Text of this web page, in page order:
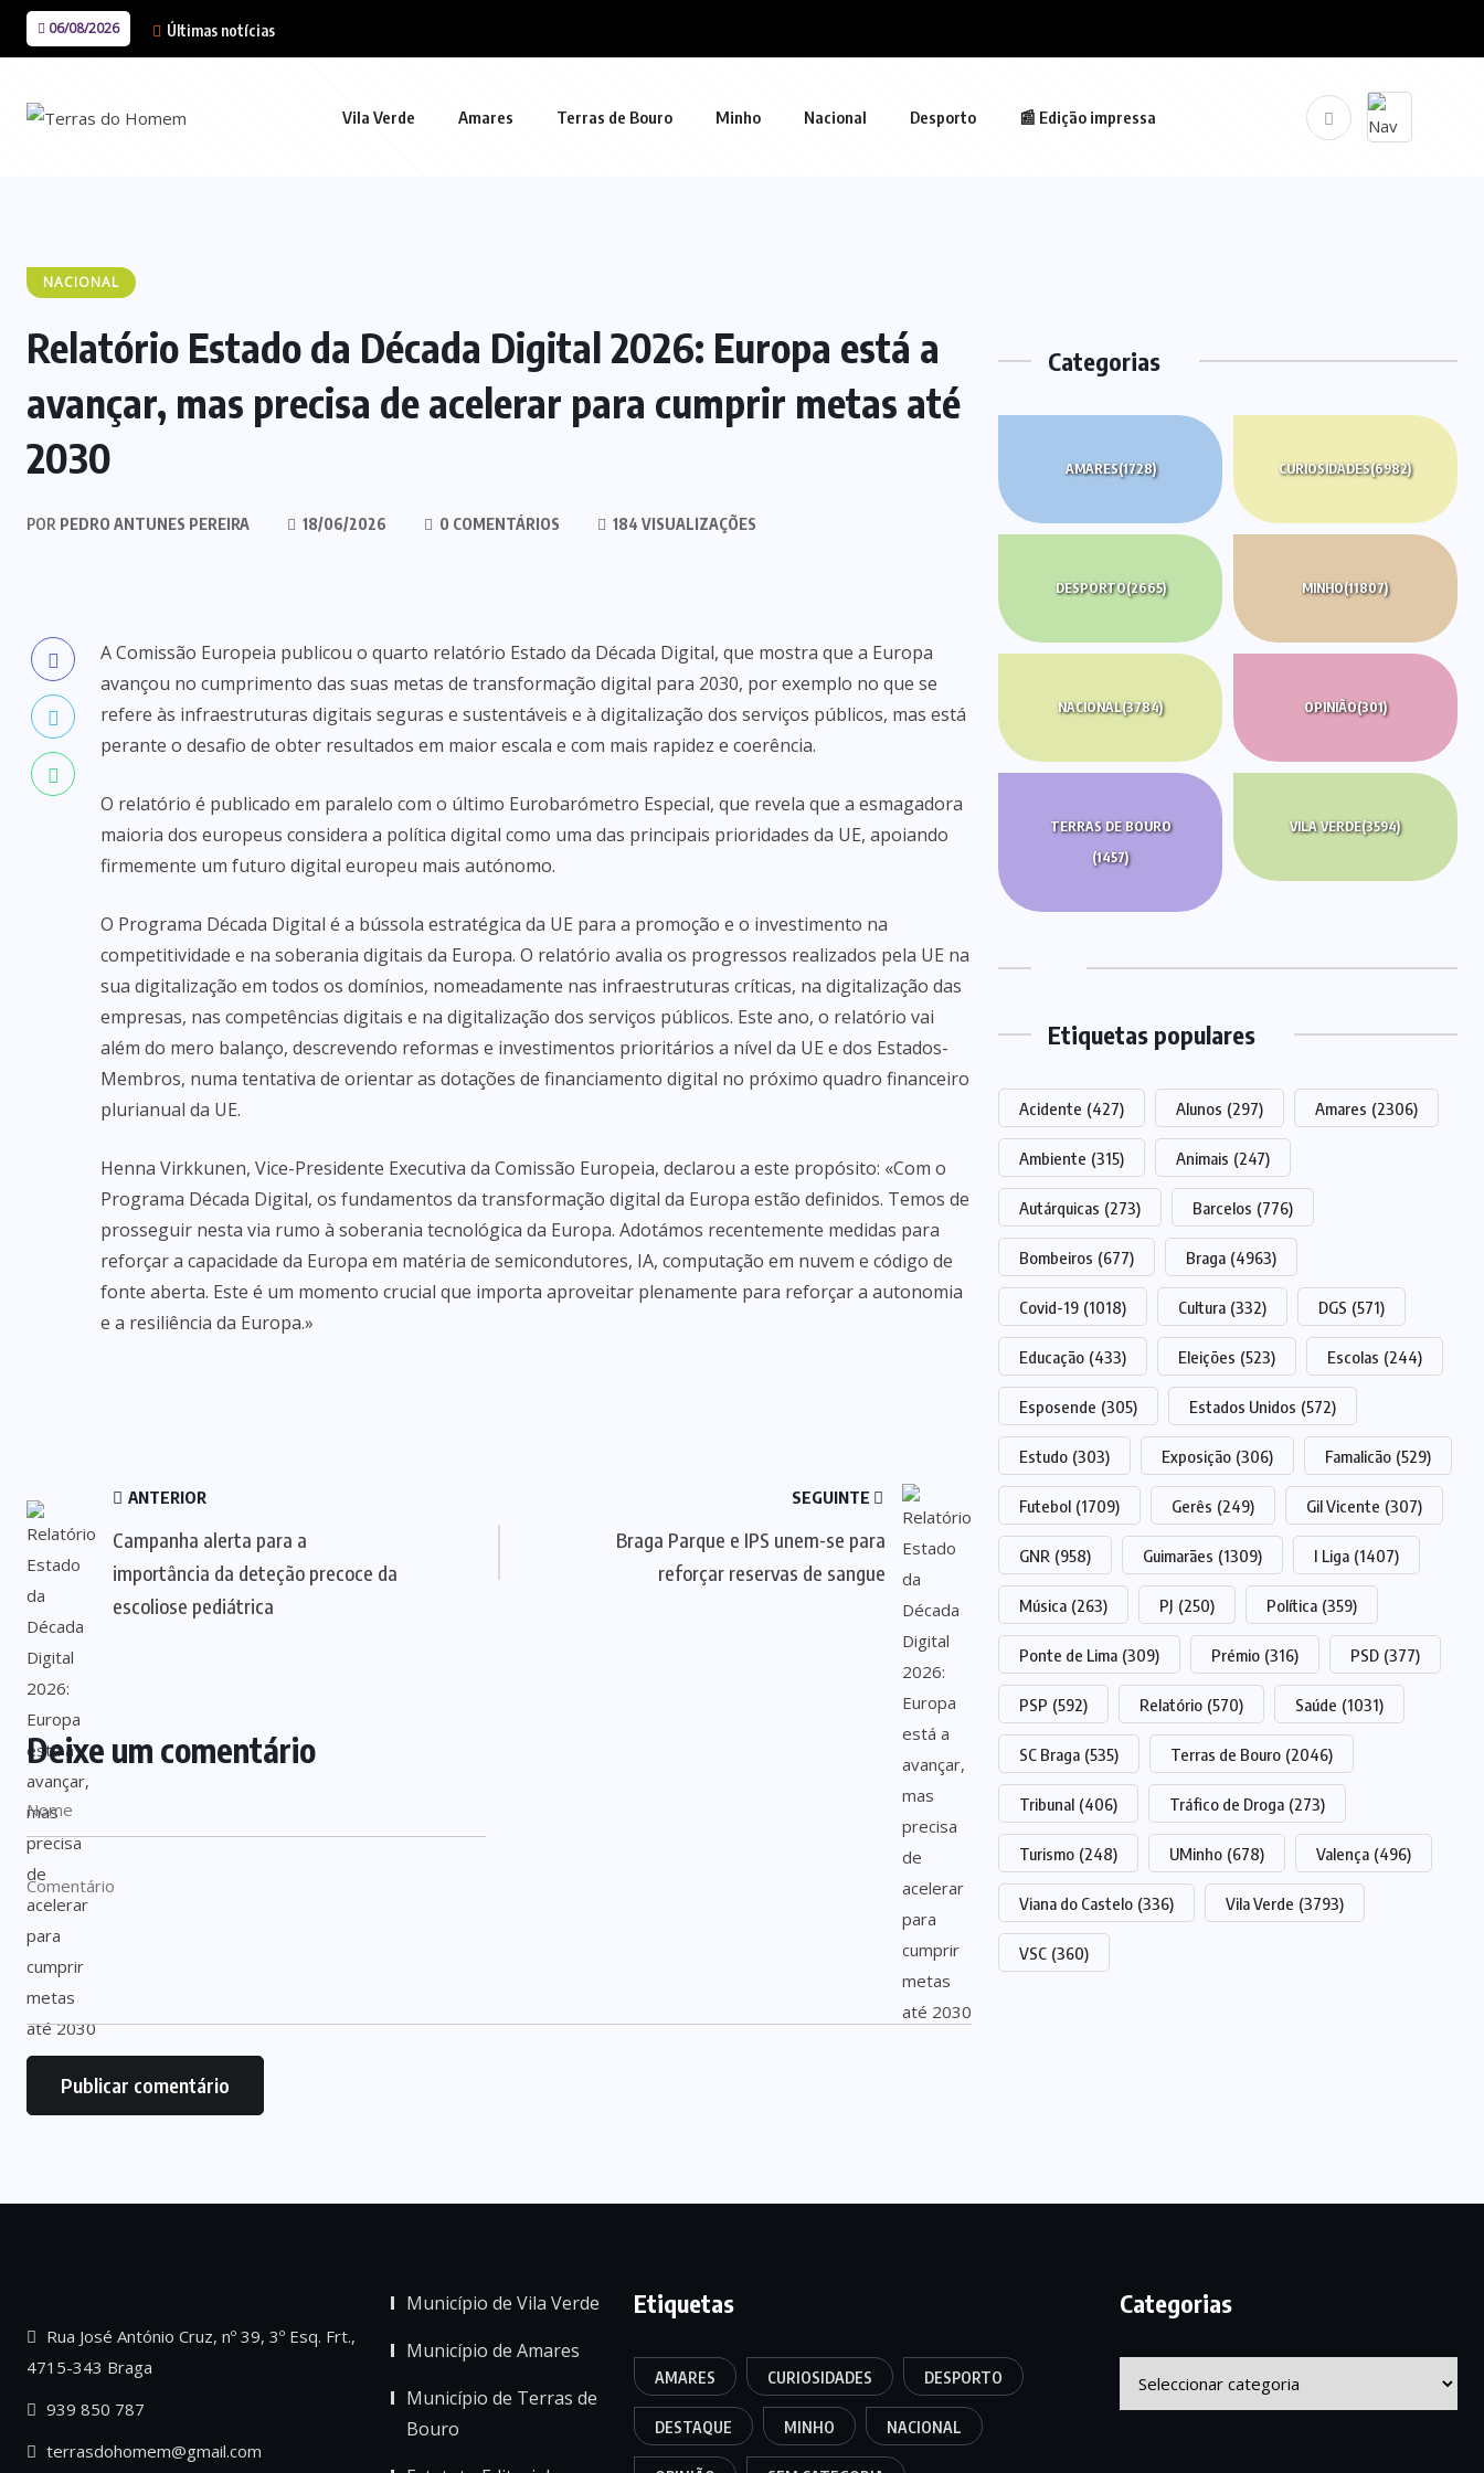
06/08/2026 Últimas notícias
Vila Verde Amares Terras de Bouro Minho Nacional Desporto 📰 Edição impressa
NACIONAL
Relatório Estado da Década Digital 2026: Europa está a
avançar, mas precisa de acelerar para cumprir metas até
2030
POR PEDRO ANTUNES PEREIRA 18/06/2026 0 COMENTÁRIOS 184 VISUALIZAÇÕES
A Comissão Europeia publicou o quarto relatório Estado da Década Digital, que mostra que a Europa
avançou no cumprimento das suas metas de transformação digital para 2030, por exemplo no que se
refere às infraestruturas digitais seguras e sustentáveis e à digitalização dos serviços públicos, mas está
perante o desafio de obter resultados em maior escala e com mais rapidez e coerência.
O relatório é publicado em paralelo com o último Eurobarómetro Especial, que revela que a esmagadora
maioria dos europeus considera a política digital como uma das principais prioridades da UE, apoiando
firmemente um futuro digital europeu mais autónomo.
O Programa Década Digital é a bússola estratégica da UE para a promoção e o investimento na
competitividade e na soberania digitais da Europa. O relatório avalia os progressos realizados pela UE na
sua digitalização em todos os domínios, nomeadamente nas infraestruturas críticas, na digitalização das
empresas, nas competências digitais e na digitalização dos serviços públicos. Este ano, o relatório vai
além do mero balanço, descrevendo reformas e investimentos prioritários a nível da UE e dos Estados-
Membros, numa tentativa de orientar as dotações de financiamento digital no próximo quadro financeiro
plurianual da UE.
Henna Virkkunen, Vice-Presidente Executiva da Comissão Europeia, declarou a este propósito: «Com o
Programa Década Digital, os fundamentos da transformação digital da Europa estão definidos. Temos de
prosseguir nesta via rumo à soberania tecnológica da Europa. Adotámos recentemente medidas para
reforçar a capacidade da Europa em matéria de semicondutores, IA, computação em nuvem e código de
fonte aberta. Este é um momento crucial que importa aproveitar plenamente para reforçar a autonomia
e a resiliência da Europa.»
ANTERIOR
Campanha alerta para a
importância da deteção precoce da
escoliose pediátrica
SEGUINTE
Braga Parque e IPS unem-se para
reforçar reservas de sangue
Deixe um comentário
Categorias
AMARES(1728) CURIOSIDADES(6982)
DESPORTO(2665) MINHO(11807)
NACIONAL(3784) OPINIÃO(301)
TERRAS DE BOURO
(1457)
VILA VERDE(3594)
Etiquetas populares
Acidente (427) Alunos (297) Amares (2306)
Ambiente (315) Animais (247)
Autárquicas (273) Barcelos (776)
Bombeiros (677) Braga (4963)
Covid-19 (1018) Cultura (332) DGS (571)
Educação (433) Eleições (523) Escolas (244)
Esposende (305) Estados Unidos (572)
Estudo (303) Exposição (306) Famalicão (529)
Futebol (1709) Gerês (249) Gil Vicente (307)
GNR (958) Guimarães (1309) I Liga (1407)
Música (263) PJ (250) Política (359)
Ponte de Lima (309) Prémio (316) PSD (377)
PSP (592) Relatório (570) Saúde (1031)
SC Braga (535) Terras de Bouro (2046)
Tribunal (406) Tráfico de Droga (273)
Turismo (248) UMinho (678) Valença (496)
Viana do Castelo (336) Vila Verde (3793)
VSC (360)
Rua José António Cruz, nº 39, 3º Esq. Frt.,
4715-343 Braga
939 850 787
terrasdohomem@gmail.com
Município de Vila Verde
Município de Amares
Município de Terras de
Bouro
Etiquetas
AMARES CURIOSIDADES DESPORTO
DESTAQUE MINHO NACIONAL
Categorias